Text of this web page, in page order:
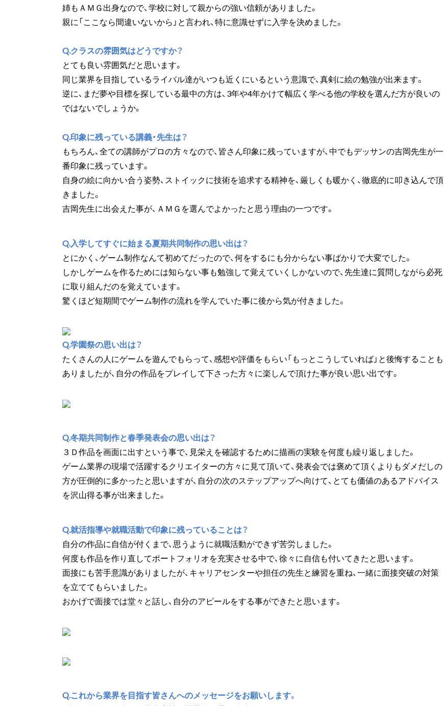
姉もＡＭＧ出身なので、学校に対して親からの強い信頼がありました。
親に「ここなら間違いないから」と言われ、特に意識せずに入学を決めました。
Q.クラスの雰囲気はどうですか？
とても良い雰囲気だと思います。
同じ業界を目指しているライバル達がいつも近くにいるという意識で、真剣に絵の勉強が出来ます。
逆に、まだ夢や目標を探している最中の方は、3年や4年かけて幅広く学べる他の学校を選んだ方が良いの
ではないでしょうか。
Q.印象に残っている講義・先生は？
もちろん、全ての講師がプロの方々なので、皆さん印象に残っていますが、中でもデッサンの吉岡先生が一
番印象に残っています。
自身の絵に向かい合う姿勢、ストイックに技術を追求する精神を、厳しくも暖かく、徹底的に叩き込んで頂
きました。
吉岡先生に出会えた事が、ＡＭＧを選んでよかったと思う理由の一つです。
Q.入学してすぐに始まる夏期共同制作の思い出は？
とにかく、ゲーム制作なんて初めてだったので、何をするにも分からない事ばかりで大変でした。
しかしゲームを作るためには知らない事も勉強して覚えていくしかないので、先生達に質問しながら必死
に取り組んだのを覚えています。
驚くほど短期間でゲーム制作の流れを学んでいた事に後から気が付きました。
Q.学園祭の思い出は？
たくさんの人にゲームを遊んでもらって、感想や評価をもらい「もっとこうしていれば」と後悔することも
ありましたが、自分の作品をプレイして下さった方々に楽しんで頂けた事が良い思い出です。
Q.冬期共同制作と春季発表会の思い出は？
３Ｄ作品を画面に出すという事で、見栄えを確認するために描画の実験を何度も繰り返しました。
ゲーム業界の現場で活躍するクリエイターの方々に見て頂いて、発表会では褒めて頂くよりもダメだしの
方が圧倒的に多かったと思いますが、自分の次のステップアップへ向けて、とても価値のあるアドバイス
を沢山得る事が出来ました。
Q.就活指導や就職活動で印象に残っていることは？
自分の作品に自信が付くまで、思うように就職活動ができず苦労しました。
何度も作品を作り直してポートフォリオを充実させる中で、徐々に自信も付いてきたと思います。
面接にも苦手意識がありましたが、キャリアセンターや担任の先生と練習を重ね、一緒に面接突破の対策
を立ててもらいました。
おかげで面接では堂々と話し、自分のアピールをする事ができたと思います。
Q.これから業界を目指す皆さんへのメッセージをお願いします。